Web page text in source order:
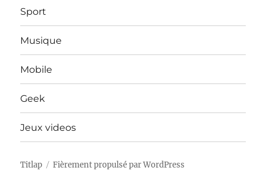
Sport
Musique
Mobile
Geek
Jeux videos
Titlap Fièrement propulsé par WordPress